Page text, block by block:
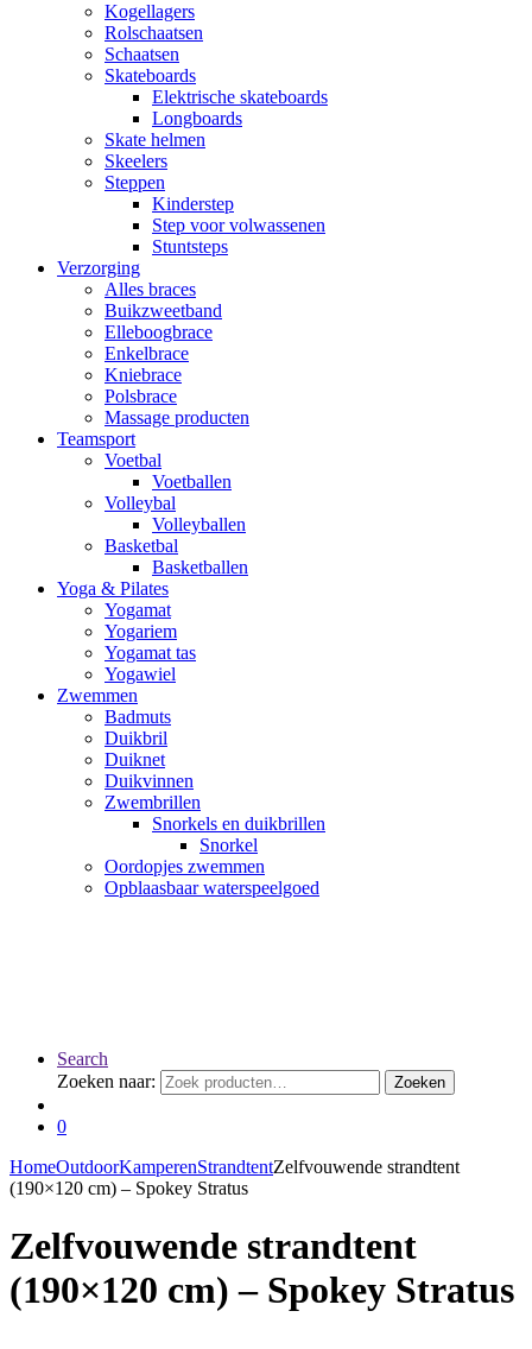
Kogellagers
Rolschaatsen
Schaatsen
Skateboards
Elektrische skateboards
Longboards
Skate helmen
Skeelers
Steppen
Kinderstep
Step voor volwassenen
Stuntsteps
Verzorging
Alles braces
Buikzweetband
Elleboogbrace
Enkelbrace
Kniebrace
Polsbrace
Massage producten
Teamsport
Voetbal
Voetballen
Volleybal
Volleyballen
Basketbal
Basketballen
Yoga & Pilates
Yogamat
Yogariem
Yogamat tas
Yogawiel
Zwemmen
Badmuts
Duikbril
Duiknet
Duikvinnen
Zwembrillen
Snorkels en duikbrillen
Snorkel
Oordopjes zwemmen
Opblaasbaar waterspeelgoed
Search
Zoeken naar:
Zoeken
0
HomeOutdoorKamperenStrandtentZelfvouwende strandtent
(190×120 cm) – Spokey Stratus
Zelfvouwende strandtent
(190×120 cm) – Spokey Stratus